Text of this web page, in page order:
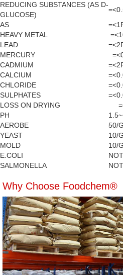
REDUCING SUBSTANCES (AS D-
GLUCOSE)
AS
HEAVY METAL
LEAD
MERCURY
CADMIUM
CALCIUM
CHLORIDE
SULPHATES
LOSS ON DRYING
PH
AEROBE
50/
YEAST
10/
MOLD
10/
E.COLI
SALMONELLA
Why Choose Foodchem®